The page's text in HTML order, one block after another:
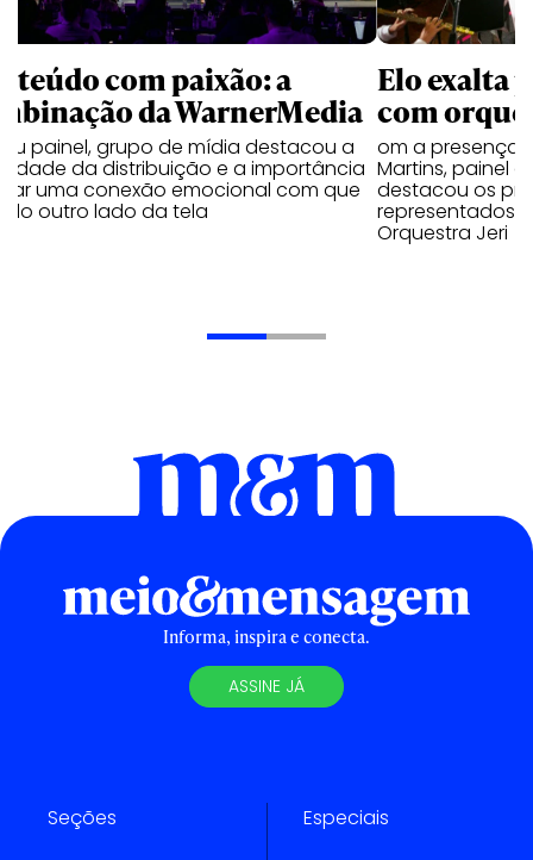
com paixão: a
da WarnerMedia
painel, grupo de mídia destacou a
da distribuição e a importância
uma conexão emocional com que
do outro lado da tela
Elo exalta
com
om a presença
Martins, painel
destacou os
representados
Orquestra Jeri
Informa, inspira e conecta.
ASSINE JÁ
Seções Especiais